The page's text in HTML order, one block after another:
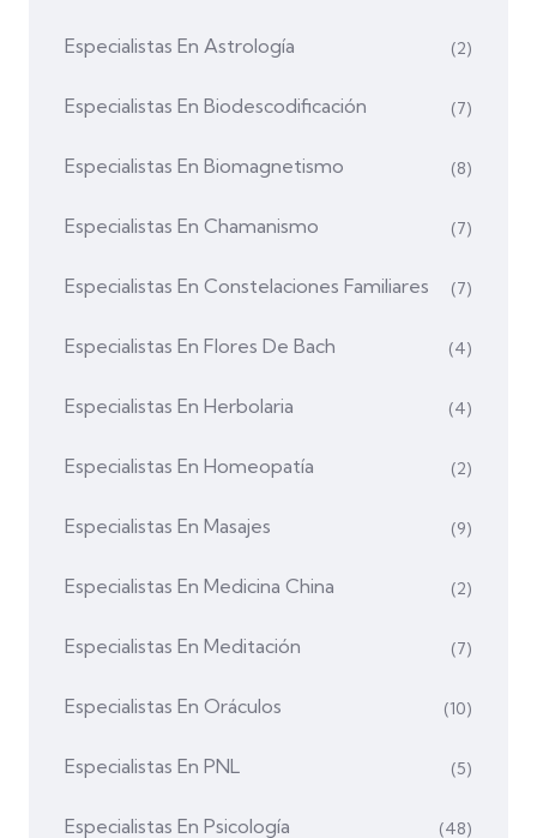
Especialistas En Astrología (2)
Especialistas En Biodescodificación (7)
Especialistas En Biomagnetismo (8)
Especialistas En Chamanismo (7)
Especialistas En Constelaciones Familiares (7)
Especialistas En Flores De Bach (4)
Especialistas En Herbolaria (4)
Especialistas En Homeopatía (2)
Especialistas En Masajes (9)
Especialistas En Medicina China (2)
Especialistas En Meditación (7)
Especialistas En Oráculos (10)
Especialistas En PNL (5)
Especialistas En Psicología (48)